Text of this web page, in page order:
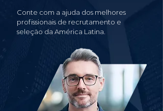
Conte com a ajuda dos melhores
profissionais de recrutamento e
seleção da América Latina.